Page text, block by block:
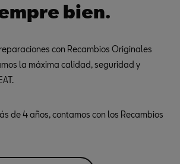
bien.
con Recambios Originales
la máxima calidad, seguridad y
de 4 años, contamos con los Recambios